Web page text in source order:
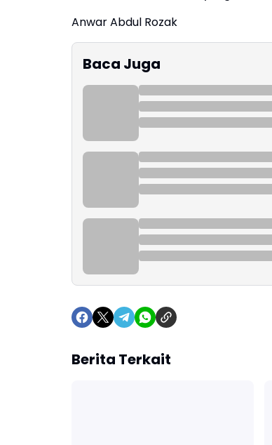
Anwar Abdul Rozak
Baca Juga
Berita Terkait